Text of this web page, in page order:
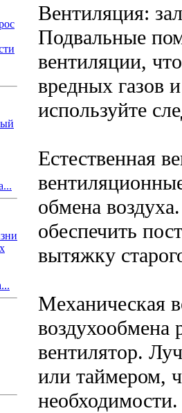
Вентиляция:
Подвальные
вентиляции,
вредных газов
используйте
Естественная
обмена
обеспечить
вытяжку
Механическая
воздухообмена
вентилятор.
или таймером,
необходимости.